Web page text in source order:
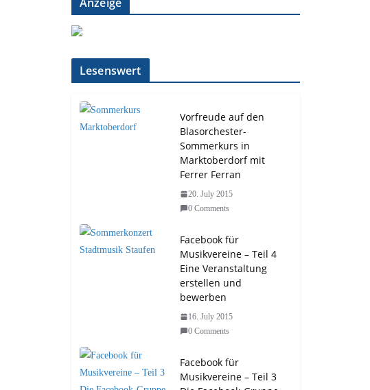
Lesenswert
Vorfreude auf den
Blasorchester-
Sommerkurs in
Marktoberdorf mit
Ferrer Ferran
20. July 2015
0 Comments
Facebook für
Musikvereine – Teil 4
Eine Veranstaltung
erstellen und
bewerben
16. July 2015
0 Comments
Facebook für
Musikvereine – Teil 3